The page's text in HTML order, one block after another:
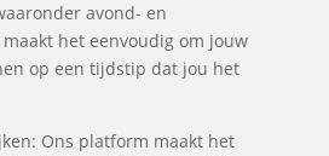
avond- en
het eenvoudig om jouw
op een tijdstip dat jou het
Ons platform maakt het